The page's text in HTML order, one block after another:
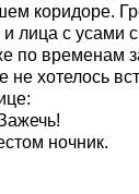
коридоре.
лица с усами
по временам
не хотелось
ночник.